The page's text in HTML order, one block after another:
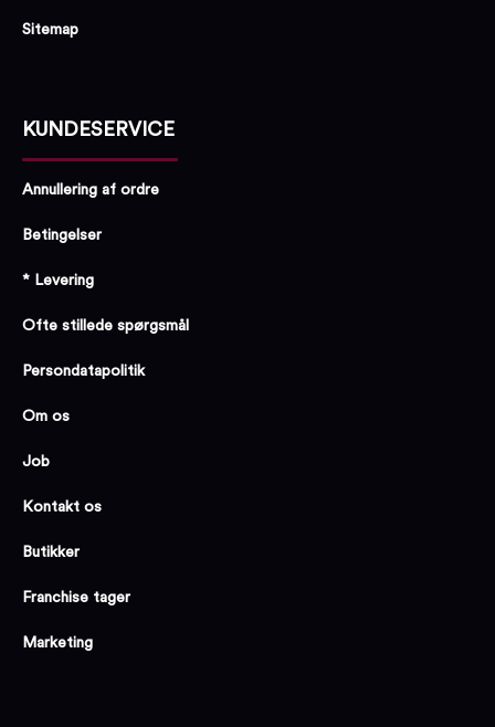
Sitemap
KUNDESERVICE
Annullering af ordre
Betingelser
* Levering
Ofte stillede spørgsmål
Persondatapolitik
Om os
Job
Kontakt os
Butikker
Franchise tager
Marketing